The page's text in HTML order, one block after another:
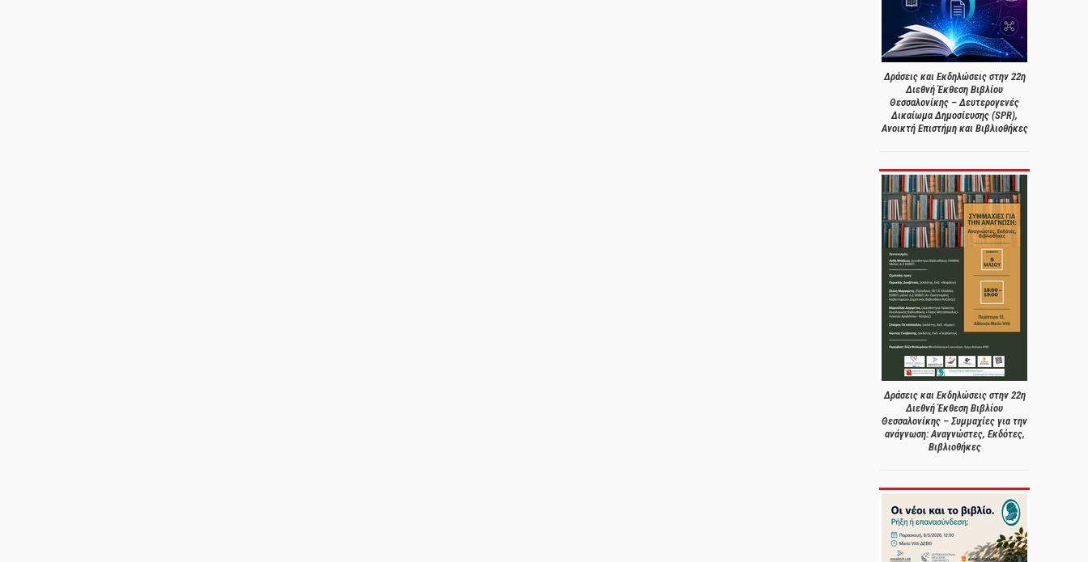
Δράσεις και Εκδηλώσεις στην 22η
Διεθνή Έκθεση Βιβλίου
Θεσσαλονίκης – Δευτερογενές
Δικαίωμα Δημοσίευσης (SPR),
Ανοικτή Επιστήμη και Βιβλιοθήκες
Δράσεις και Εκδηλώσεις στην 22η
Διεθνή Έκθεση Βιβλίου
Θεσσαλονίκης – Συμμαχίες για την
ανάγνωση: Αναγνώστες, Εκδότες,
Βιβλιοθήκες